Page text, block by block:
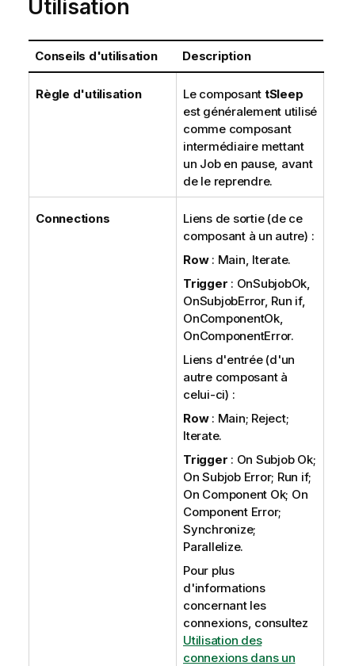
Utilisation
Conseils d'utilisation Description
Règle d'utilisation Le composant tSleep
est généralement utilisé
comme composant
intermédiaire mettant
un Job en pause, avant
de le reprendre.
Connections
Liens de sortie (de ce
composant à un autre) :
Row: Main, Iterate.
Trigger : OnSubjobOk,
OnSubjobError, Run if,
OnComponentOk,
OnComponentError.
Liens d'entrée (d'un
autre composant à
celui-ci) :
Row: Main; Reject;
Iterate.
Trigger : On Subjob Ok;
On Subjob Error; Run if;
On Component Ok; On
Component Error;
Synchronize;
Parallelize.
Pour plus
d'informations
concernant les
connexions, consultez
Utilisation des
connexions dans un